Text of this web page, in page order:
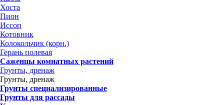
Хоста
Пион
Иссоп
Котовник
Колокольчик (корн.)
Герань полевая
Саженцы комнатных растений
Грунты, дренаж
Грунты, дренаж
Грунты специализированные
Грунты для рассады